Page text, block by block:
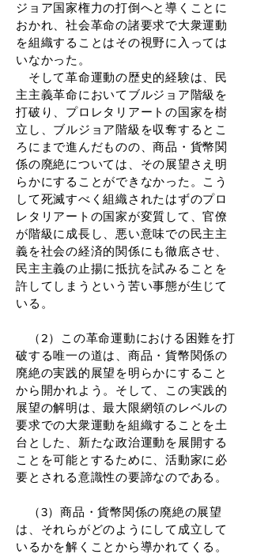
ジョア国家権力の打倒へと導くことに
おかれ、社会革命の諸要求で大衆運動
を組織することはその視野に入っては
いなかった。
そして革命運動の歴史的経験は、民
主主義革命においてブルジョア階級を
打破り、プロレタリアートの国家を樹
立し、ブルジョア階級を収奪するとこ
ろにまで進んだものの、商品・貨幣関
係の廃絶については、その展望さえ明
らかにすることができなかった。こう
して死滅すべく組織されたはずのプロ
レタリアートの国家が変質して、官僚
が階級に成長し、悪い意味での民主主
義を社会の経済的関係にも徹底させ、
民主主義の止揚に抵抗を試みることを
許してしまうという苦い事態が生じて
いる。
（2）この革命運動における困難を打
破する唯一の道は、商品・貨幣関係の
廃絶の実践的展望を明らかにすること
から開かれよう。そして、この実践的
展望の解明は、最大限網領のレベルの
要求での大衆運動を組織することを土
台とした、新たな政治運動を展開する
ことを可能とするために、活動家に必
要とされる意識性の要諦なのである。
（3）商品・貨幣関係の廃絶の展望
は、それらがどのようにして成立して
いるかを解くことから導かれてくる。